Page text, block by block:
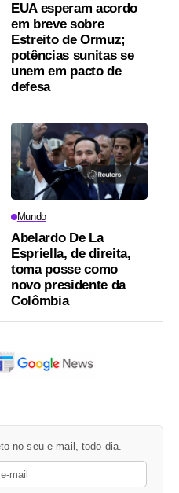
EUA esperam acordo
em breve sobre
Estreito de Ormuz;
potências sunitas se
unem em pacto de
defesa
Mundo
Abelardo De La
Espriella, de direita,
toma posse como
novo presidente da
Colômbia
no seu e-mail, todo dia.